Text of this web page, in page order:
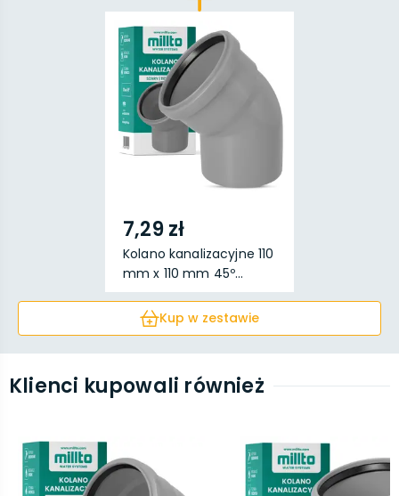
7,29 zł
Kolano kanalizacyjne 110
mm x 110 mm 45º...
Kup w zestawie
Klienci kupowali również